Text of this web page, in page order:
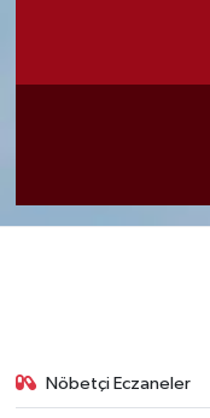
Nöbetçi Eczaneler